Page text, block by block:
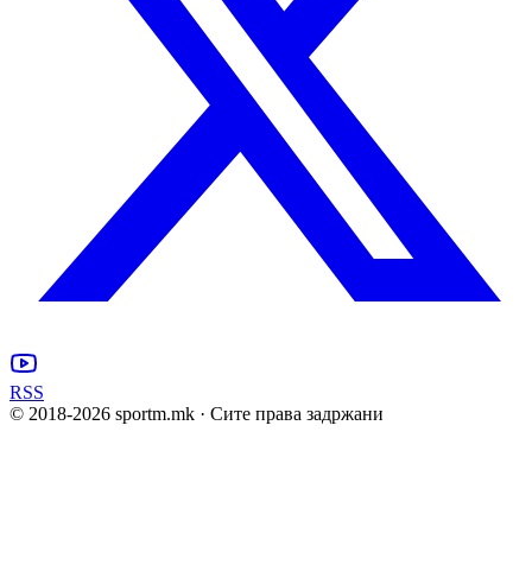
RSS
© 2018-2026 sportm.mk · Сите права задржани